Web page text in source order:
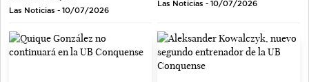
Las Noticias - 10/07/2026
Las Noticias - 10/07/2026